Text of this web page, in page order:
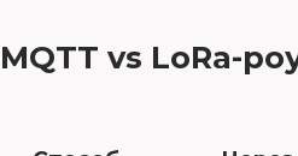
MQTT vs LoRa-